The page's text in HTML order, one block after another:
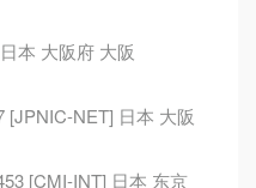
本 大阪府 大阪
[JPNIC-NET] 日本 大阪
[CMI-INT] 日本 东京